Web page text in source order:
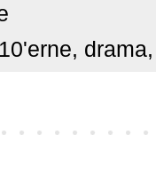
, drama